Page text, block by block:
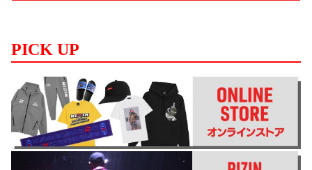
PICK UP